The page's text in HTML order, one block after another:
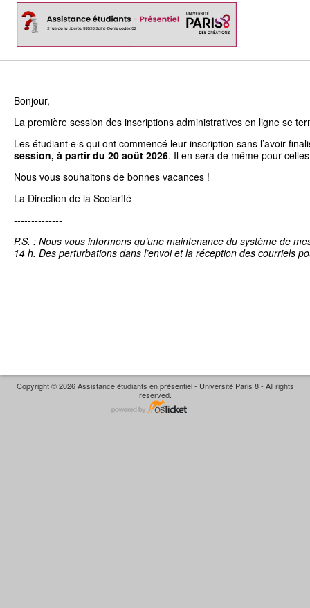
Bonjour,
La première session des inscriptions administratives en ligne se
Les étudiant·e·s qui ont commencé leur inscription sans l’avoir
session, à partir du 20 août 2026. Il en sera de même pour
Nous vous souhaitons de bonnes vacances !
La Direction de la Scolarité
--------------
P.S. : Nous vous informons qu’une maintenance du système de
14 h. Des perturbations dans l’envoi et la réception des courriels
Copyright © 2026 Assistance étudiants en présentiel - Université Paris 8 - All rights
reserved.